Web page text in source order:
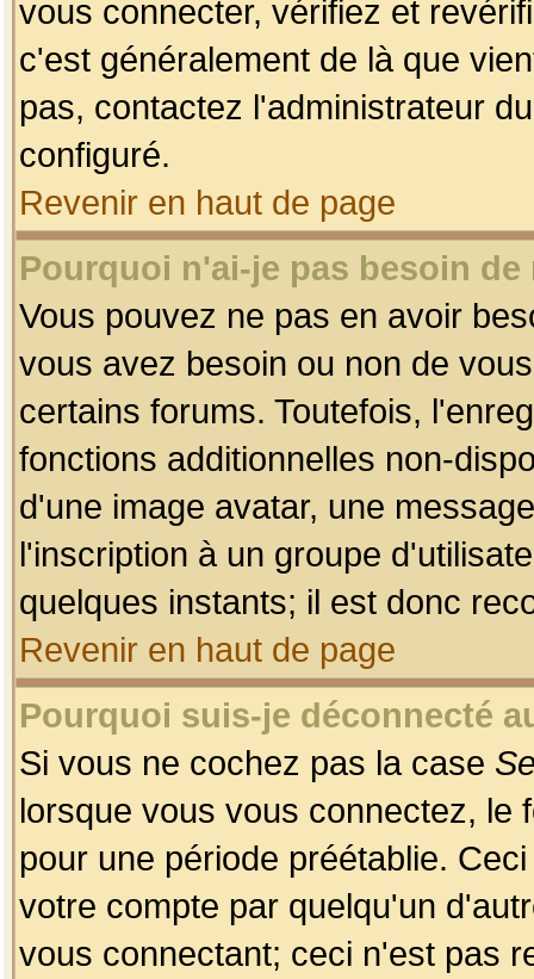
vous connecter, vérifiez et
c'est généralement de là que
pas, contactez l'administrateur
configuré.
Revenir en haut de page
Pourquoi n'ai-je pas besoin
Vous pouvez ne pas en avoir
vous avez besoin ou non de
certains forums. Toutefois,
fonctions additionnelles non-
d'une image avatar, une
l'inscription à un groupe
quelques instants; il est donc
Revenir en haut de page
Pourquoi suis-je déconnecté
Si vous ne cochez pas la case
lorsque vous vous connectez, le
pour une période préétablie.
votre compte par quelqu'un
vous connectant; ceci n'est pas